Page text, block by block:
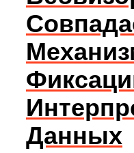
Данных